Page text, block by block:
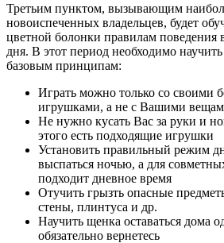
Третьим пунктом, вызывающим
новоиспеченных владельцев, будет
цветной болонки правилам поведения
дня. В этот период необходимо
базовым принципам:
Играть можно только со своими
игрушками, а не с Вашими
Не нужно кусать Вас за руки и
этого есть подходящие игрушки
Установить правильный режим
выспаться ночью, а для
подходит дневное время
Отучить грызть опасные
стены, плинтуса и др.
Научить щенка оставаться дома
обязательно вернетесь